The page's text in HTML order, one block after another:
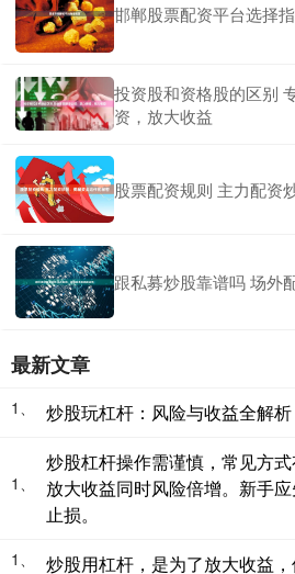
邯郸股票配资平台选择
投资股和资格股的区别
资，放大收益
股票配资规则 主力配资
跟私募炒股靠谱吗 场外
最新文章
1、 炒股玩杠杆：风险与收益全解析
1、
炒股杠杆操作需谨慎，常见方
放大收益同时风险倍增。新手
止损。
1、 炒股用杠杆，是为了放大收益，